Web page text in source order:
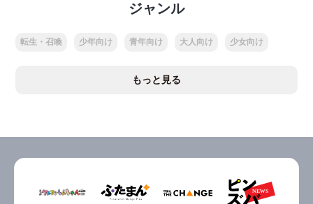
ジャンル
転生・召喚 少年向け 青年向け 大人向け 少女向け
もっと見る